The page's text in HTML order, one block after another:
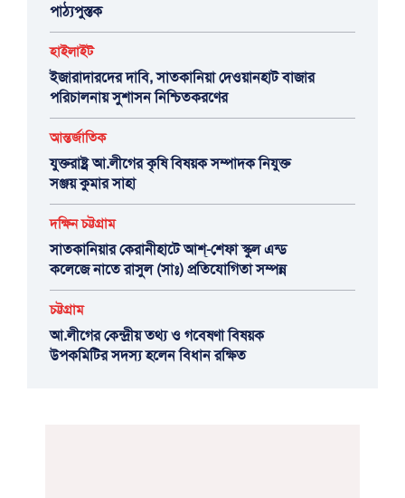
পাঠ্যপুস্তক
হাইলাইট
ইজারাদারদের দাবি, সাতকানিয়া দেওয়ানহাট বাজার
পরিচালনায় সুশাসন নিশ্চিতকরণের
আন্তর্জাতিক
যুক্তরাষ্ট্র আ.লীগের কৃষি বিষয়ক সম্পাদক নিযুক্ত
সঞ্জয় কুমার সাহা
দক্ষিন চট্টগ্রাম
সাতকানিয়ার কেরানীহাটে আশ্-শেফা স্কুল এন্ড
কলেজে নাতে রাসুল (সাঃ) প্রতিযোগিতা সম্পন্ন
চট্টগ্রাম
আ.লীগের কেন্দ্রীয় তথ্য ও গবেষণা বিষয়ক
উপকমিটির সদস্য হলেন বিধান রক্ষিত